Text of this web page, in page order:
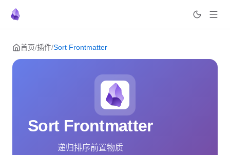
Skip to content
首页/插件/Sort Frontmatter
Sort Frontmatter
递归排序前置物质